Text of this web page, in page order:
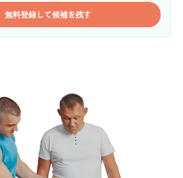
無料登録して候補を残す